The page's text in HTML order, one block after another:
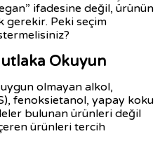
ifadesine değil, ürünün
gerekir. Peki seçim
Okuyun
olmayan alkol,
fenoksietanol, yapay koku
bulunan ürünleri değil
ürünleri tercih